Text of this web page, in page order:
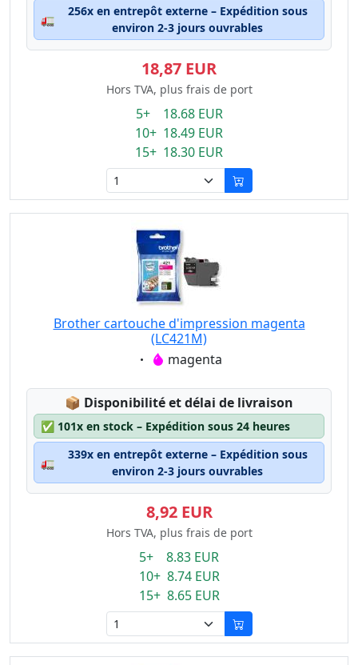
🚛
256x en entrepôt externe – Expédition sous
environ 2-3 jours ouvrables
18,87 EUR
Hors TVA, plus frais de port
5+ 18.68 EUR
10+ 18.49 EUR
15+ 18.30 EUR
Brother cartouche d'impression magenta
(LC421M)
Eigenschaft:
magenta
📦 Lagerstatus:
Disponibilité et délai de livraison
✅ 101x en stock – Expédition sous 24 heures
🚛
339x en entrepôt externe – Expédition sous
environ 2-3 jours ouvrables
8,92 EUR
Hors TVA, plus frais de port
5+ 8.83 EUR
10+ 8.74 EUR
15+ 8.65 EUR